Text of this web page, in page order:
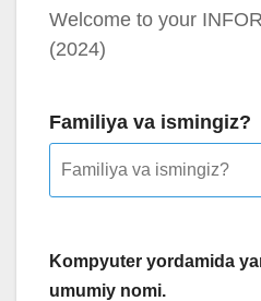
Welcome to your
(2024)
Familiya va ismingiz?
Kompyuter yordamida
umumiy nomi.